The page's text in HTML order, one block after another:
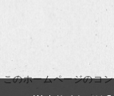
このホームページのコ